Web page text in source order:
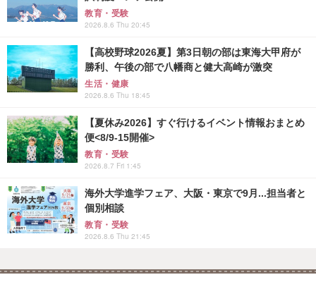
教育・受験
2026.8.6 Thu 20:45
【高校野球2026夏】第3日朝の部は東海大甲府が
勝利、午後の部で八幡商と健大高崎が激突
生活・健康
2026.8.6 Thu 18:45
【夏休み2026】すぐ行けるイベント情報おまとめ
便<8/9-15開催>
教育・受験
2026.8.7 Fri 1:45
海外大学進学フェア、大阪・東京で9月...担当者と
個別相談
教育・受験
2026.8.6 Thu 21:45